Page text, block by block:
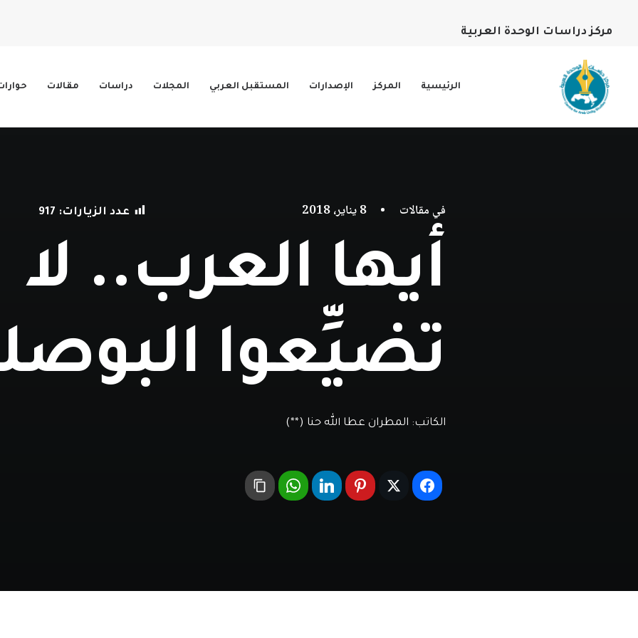
مركز دراسات الوحدة العربية
الرئيسية المركز الإصدارات المستقبل العربي المجلات دراسات مقالات
في مقالات • 8 يناير، 2018 عدد الزيارات: 917
أيها العرب.. لا
تضيِّعوا
الكاتب: المطران عطا الله حنا (**)